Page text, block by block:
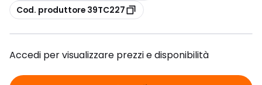
copia
Cod. produttore 39TC227
Accedi per visualizzare prezzi e disponibilità